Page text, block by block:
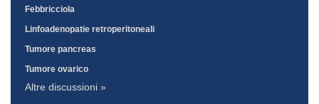
Febbricciola
Linfoadenopatie retroperitoneali
Tumore pancreas
Tumore ovarico
Altre discussioni »